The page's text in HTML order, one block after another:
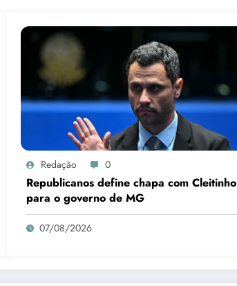
Redação 0
Republicanos define chapa com Cleitinho
para o governo de MG
07/08/2026